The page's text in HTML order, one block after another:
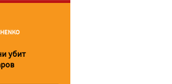
убит